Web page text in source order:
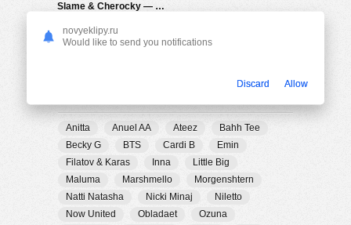
Slame & Cherocky — Deep Love
Anitta Anuel AA Ateez
Bahh Tee
Becky G
BTS Cardi B
Emin
Filatov & Karas
Inna
Little Big
Maluma
Marshmello
Morgenshtern
Natti Natasha
Nicki Minaj
Niletto
Now United
Obladaet
Ozuna
novyeklipy.ru
Would like to send you notifications
Discard Allow